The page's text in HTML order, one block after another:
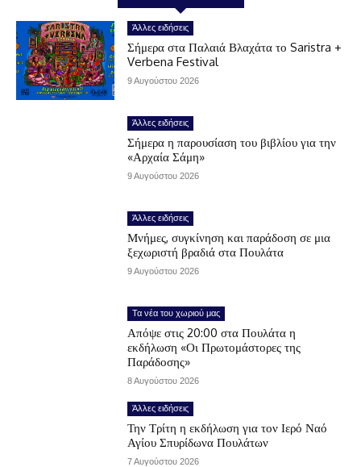
Άλλες ειδήσεις
Σήμερα στα Παλαιά Βλαχάτα το Saristra +
Verbena Festival
9 Αυγούστου 2026
Άλλες ειδήσεις
Σήμερα η παρουσίαση του βιβλίου για την
«Αρχαία Σάμη»
9 Αυγούστου 2026
Άλλες ειδήσεις
Μνήμες, συγκίνηση και παράδοση σε μια
ξεχωριστή βραδιά στα Πουλάτα
9 Αυγούστου 2026
Τα νέα του χωριού μας
Απόψε στις 20:00 στα Πουλάτα η
εκδήλωση «Οι Πρωτομάστορες της
Παράδοσης»
8 Αυγούστου 2026
Άλλες ειδήσεις
Την Τρίτη η εκδήλωση για τον Ιερό Ναό
Αγίου Σπυρίδωνα Πουλάτων
7 Αυγούστου 2026